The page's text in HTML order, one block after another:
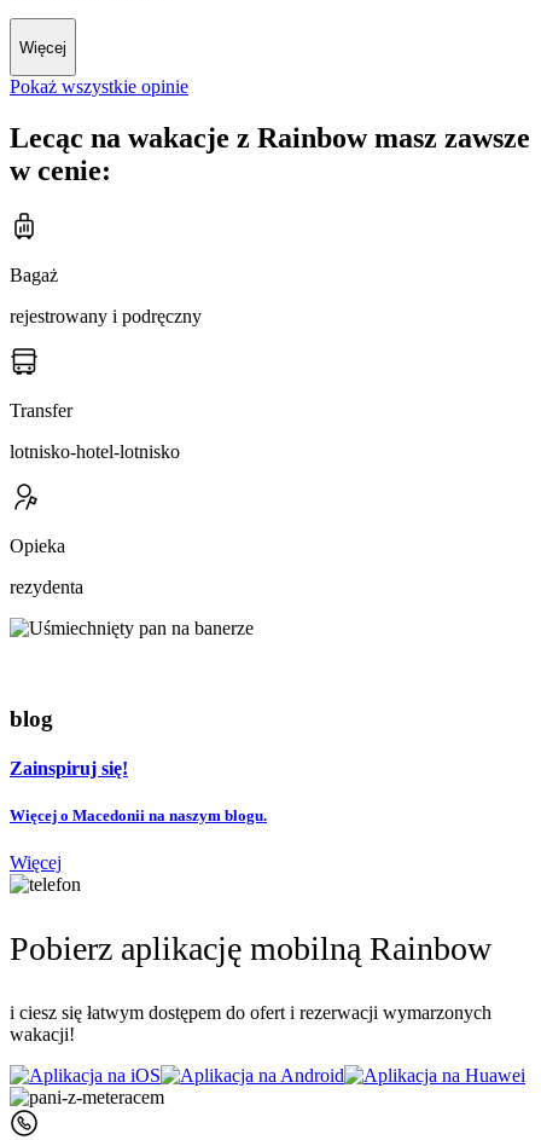
Więcej
Pokaż wszystkie opinie
Lecąc na wakacje z Rainbow masz zawsze
w cenie:
Bagaż
rejestrowany i podręczny
Transfer
lotnisko-hotel-lotnisko
Opieka
rezydenta
blog
Zainspiruj się!
Więcej o Macedonii na naszym blogu.
Więcej
Pobierz aplikację mobilną Rainbow
i ciesz się łatwym dostępem do ofert i rezerwacji wymarzonych
wakacji!